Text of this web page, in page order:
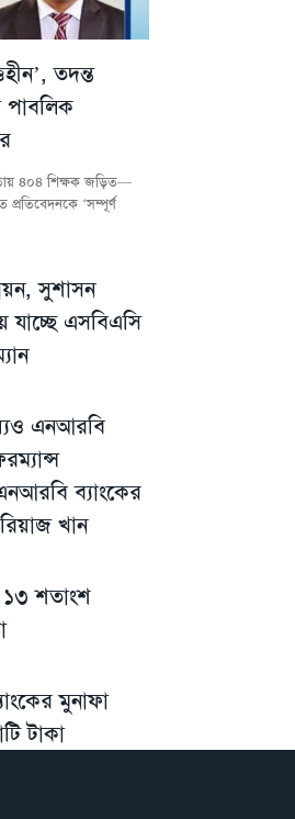
তদন্ত
পাবলিক
৪০৪ শিক্ষক জড়িত—
প্রতিবেদনকে ‘সম্পূর্ণ
সুশাসন
যাচ্ছে এসবিএসি
এনআরবি
ব্যাংকের
খান
১৩ শতাংশ
মুনাফা
টাকা